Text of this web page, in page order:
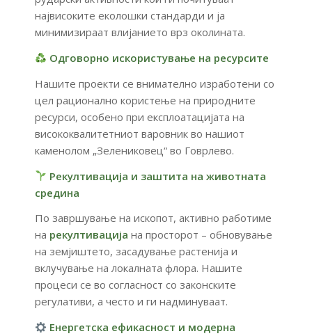
највисоките еколошки стандарди и ја
минимизираат влијанието врз околината.
Одговорно искористување на ресурсите
Нашите проекти се внимателно изработени со
цел рационално користење на природните
ресурси, особено при експлоатацијата на
висококвалитетниот варовник во нашиот
каменолом „Зелениковец“ во Говрлево.
Рекултивација и заштита наживотната
средина
По завршување на ископот, активно работиме
на рекултивација на просторот – обновување
на земјиштето, засадување растенија и
вклучување на локалната флора. Нашите
процеси се во согласност со законските
регулативи, а често и ги надминуваат.
Енергетска ефикасност и модерна